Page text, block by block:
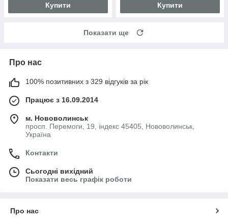
Купити Купити
Показати ще
Про нас
100% позитивних з 329 відгуків за рік
Працює з 16.09.2014
м. Нововолинськ
просп. Перемоги, 19, індекс 45405, Нововолинськ,
Україна
Контакти
Сьогодні вихідний
Показати весь графік роботи
Про нас